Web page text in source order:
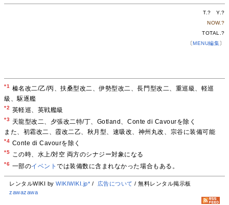
T.? Y.?
NOW.?
TOTAL.?
〔 MENU編集〕
*1
榛名改二/乙/丙、扶桑型改二、伊勢型改二、長門型改二、重巡級、軽巡
級、駆逐艦
*2 英軽巡、英戦艦級
*3 天龍型改二、夕張改二特/丁、Gotland、Conte di Cavourを除く
また、初霜改二、霞改二乙、秋月型、速吸改、神州丸改、宗谷に装備可能
*4 Conte di Cavourを除く
*5 この時、水上/対空 両方のシナジー対象になる
*6 一部のイベントでは装備数に含まれなかった場合もある。
レンタルWIKI byWIKIWIKI.jp* / 広告について / 無料レンタル掲示板
zawazawa